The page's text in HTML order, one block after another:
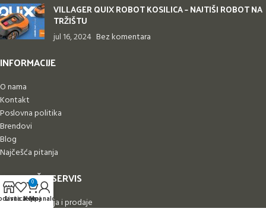
VILLAGER QUIX ROBOT KOSILICA – NAJTIŠI ROBOT NA
TRŽIŠTU
jul 16, 2024 Bez komentara
INFORMACIJE
O nama
Kontakt
Poslovna politika
Brendovi
Blog
Najčešća pitanja
KORISNIČKI SERVIS
Uslovi korišćenja i prodaje
Lista želja
0
Korpa
Moj nalog